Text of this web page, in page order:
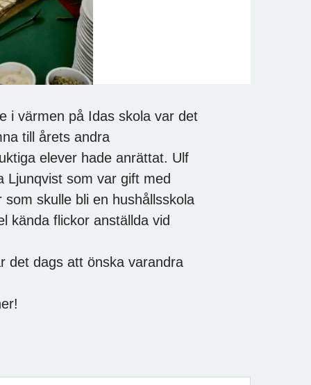
i värmen på Idas skola var det
till årets andra
elever hade anrättat. Ulf
Ljunqvist som var gift med
skulle bli en hushållsskola
kända flickor anställda vid
det dags att önska varandra